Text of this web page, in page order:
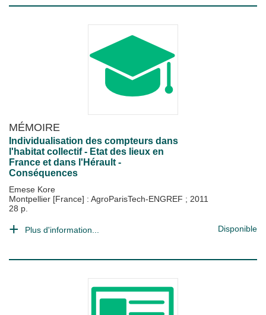
MÉMOIRE
Individualisation des compteurs dans
l'habitat collectif - Etat des lieux en
France et dans l'Hérault -
Conséquences
Emese Kore
Montpellier [France] : AgroParisTech-ENGREF ; 2011
28 p.
Plus d'information... Disponible